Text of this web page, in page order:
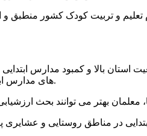
تعلیم و تربیت کودک کشور
استان بالا و کمبود مدارس
های مدارس ابتدایی و چالش فضای فیزیکی از دغدغه های اصلی آموزش و پرورش استان است.